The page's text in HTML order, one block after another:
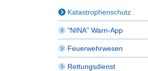
Katastrophenschutz
"NINA" Warn-App
Feuerwehrwesen
Rettungsdienst